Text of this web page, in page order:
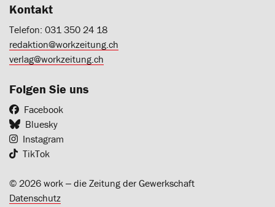
Kontakt
Telefon: 031 350 24 18
redaktion@workzeitung.ch
verlag@workzeitung.ch
Folgen Sie uns
Facebook
Bluesky
Instagram
TikTok
© 2026 work ‒ die Zeitung der Gewerkschaft
Datenschutz